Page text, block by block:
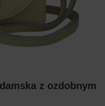
z ozdobnym